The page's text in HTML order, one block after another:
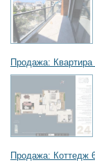
Продажа:
Продажа: Коттедж